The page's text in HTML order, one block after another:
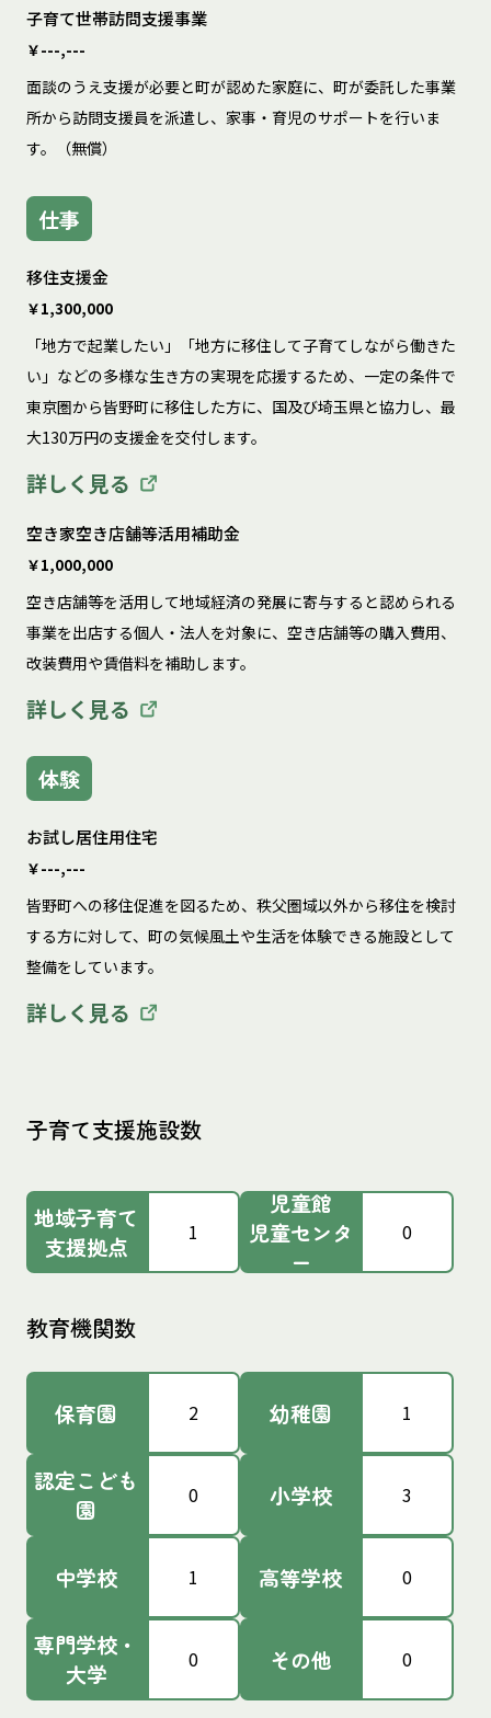
子育て世帯訪問支援事業
￥---,---
面談のうえ支援が必要と町が認めた家庭に、町が委託した事業
所から訪問支援員を派遣し、家事・育児のサポートを行いま
す。（無償）
仕事
移住支援金
￥1,300,000
「地方で起業したい」「地方に移住して子育てしながら働きた
い」などの多様な生き方の実現を応援するため、一定の条件で
東京圏から皆野町に移住した方に、国及び埼玉県と協力し、最
大130万円の支援金を交付します。
詳しく見る
空き家空き店舗等活用補助金
￥1,000,000
空き店舗等を活用して地域経済の発展に寄与すると認められる
事業を出店する個人・法人を対象に、空き店舗等の購入費用、
改装費用や賃借料を補助します。
詳しく見る
体験
お試し居住用住宅
￥---,---
皆野町への移住促進を図るため、秩父圏域以外から移住を検討
する方に対して、町の気候風土や生活を体験できる施設として
整備をしています。
詳しく見る
子育て支援施設数
地域子育て
支援拠点
1
児童館
児童センタ
ー
0
教育機関数
保育園 2 幼稚園 1
認定こども
園
0 小学校 3
中学校 1 高等学校 0
専門学校・
大学
0 その他 0